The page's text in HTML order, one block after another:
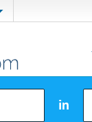
in